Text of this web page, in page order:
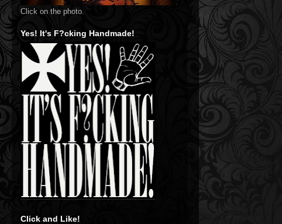
Click on the photo.
Yes! It's F?cking Handmade!
Click and Like!